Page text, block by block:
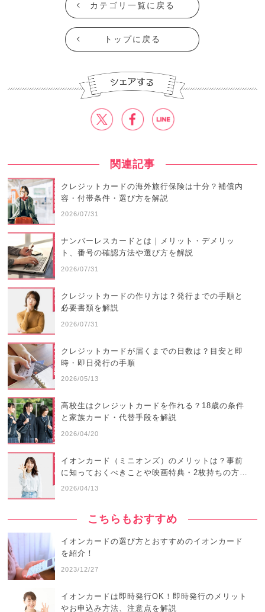
カテゴリ一覧に戻る
トップに戻る
関連記事
クレジットカードの海外旅行保険は十分？補償内
容・付帯条件・選び方を解説
2026/07/31
ナンバーレスカードとは｜メリット・デメリッ
ト、番号の確認方法や選び方を解説
2026/07/31
クレジットカードの作り方は？発行までの手順と
必要書類を解説
2026/07/31
クレジットカードが届くまでの日数は？目安と即
時・即日発行の手順
2026/05/13
高校生はクレジットカードを作れる？18歳の条件
と家族カード・代替手段を解説
2026/04/20
イオンカード（ミニオンズ）のメリットは？事前
に知っておくべきことや映画特典・2枚持ちの方…
2026/04/13
こちらもおすすめ
イオンカードの選び方とおすすめのイオンカード
を紹介！
2023/12/27
イオンカードは即時発行OK！即時発行のメリット
やお申込み方法、注意点を解説